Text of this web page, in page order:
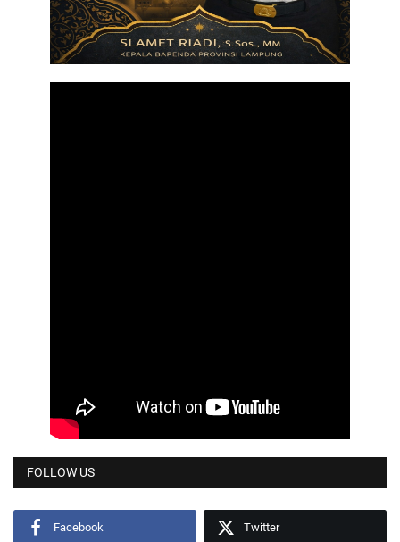
FOLLOW US
Facebook Twitter